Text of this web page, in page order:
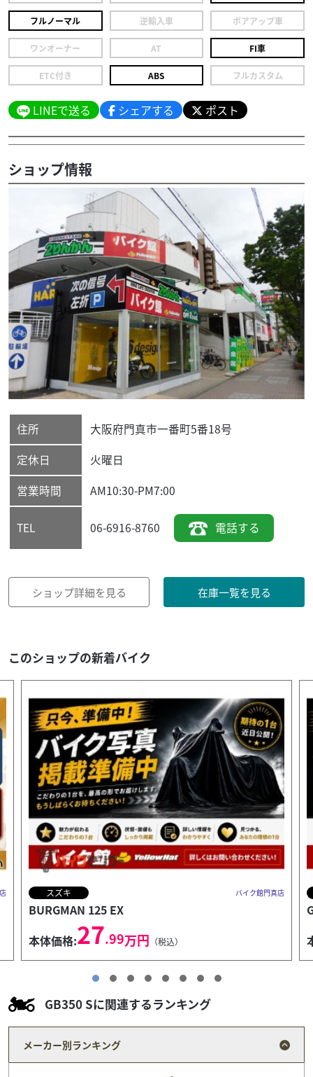
フルノーマル 逆輸入車 ボアアップ車
ワンオーナー AT FI車
ETC付き ABS フルカスタム
LINEで送る シェアする ポスト
ショップ情報
住所 大阪府門真市一番町5番18号
定休日
火曜日
営業時間
AM10:30-PM7:00
TEL 06-6916-8760 電話する
ショップ詳細を見る 在庫一覧を見る
このショップの新着バイク
スズキ バイク館門真店
GSX-S1000GT
本体価格:139.99万円（税込）
GB350 Sに関連するランキング
メーカー別ランキング